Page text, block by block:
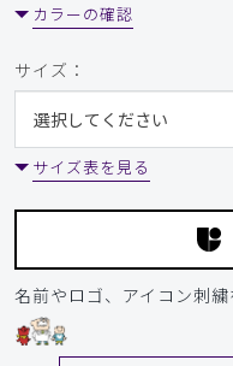
カラーの確認
サイズ：
サイズ表を見る
名前やロゴ、アイコン刺繍